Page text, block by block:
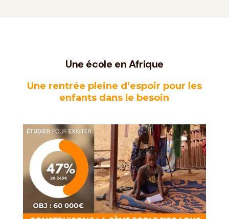
Une école en Afrique
Une rentrée pleine d’espoir pour les
enfants dans le besoin